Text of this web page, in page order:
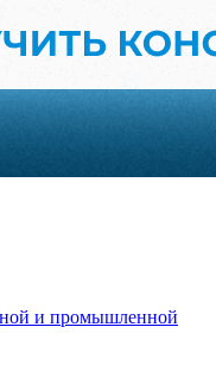
и промышленной